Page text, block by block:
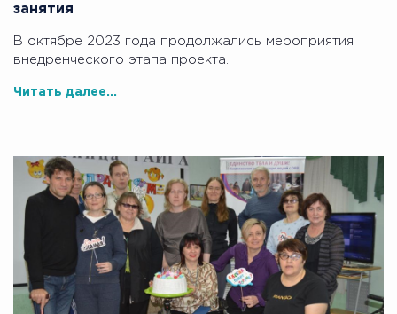
занятия
В октябре 2023 года продолжались мероприятия
внедренческого этапа проекта.
Читать далее...